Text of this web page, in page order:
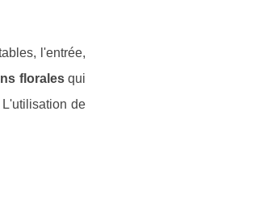
l'entrée,
floralesqui
de